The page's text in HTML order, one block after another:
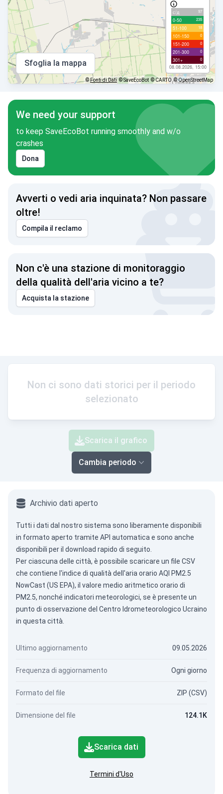
с/д 97
0-50 235
51-100 18
101-150 0
151-200 0
201-300 0
301+ 0
08.08.2026, 15:00
Sfoglia la mappa
©Fonti di Dati © SaveEcoBot © CARTO © OpenStreetMap
We need your support
to keep SaveEcoBot running smoothly and w/o
crashes
Dona
Avverti o vedi aria inquinata? Non passare
oltre!
Compila il reclamo
Non c'è una stazione di monitoraggio
della qualità dell'aria vicino a te?
Acquista la stazione
Non ci sono dati storici per il periodo
selezionato
Scarica il grafico
Cambia periodo
Archivio dati aperto
Tutti i dati dal nostro sistema sono liberamente disponibili
in formato aperto tramite API automatica e sono anche
disponibili per il download rapido di seguito.
Per ciascuna delle città, è possibile scaricare un file CSV
che contiene l'indice di qualità dell'aria orario AQI PM2.5
NowCast (US EPA), il valore medio aritmetico orario di
PM2.5, nonché indicatori meteorologici, se è presente un
punto di osservazione del Centro Idrometeorologico Ucraino
in questa città.
Ultimo aggiornamento 09.05.2026
Frequenza di aggiornamento Ogni giorno
Formato del file ZIP (CSV)
Dimensione del file 124.1K
Scarica dati
Termini d'Uso